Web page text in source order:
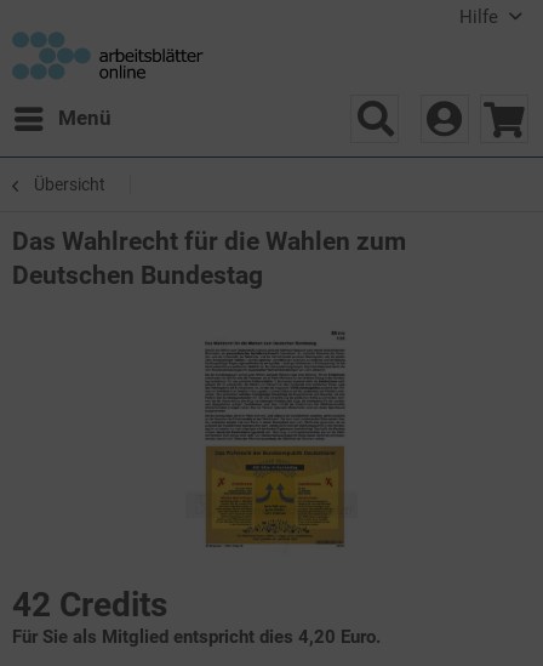
Hilfe
Menü
Übersicht
Das Wahlrecht für die Wahlen zum
Deutschen Bundestag
42 Credits
Für Sie als Mitglied entspricht dies 4,20 Euro.